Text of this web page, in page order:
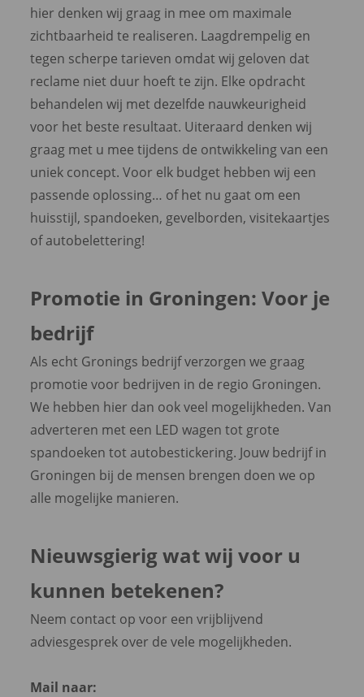
hier denken wij graag in mee om maximale
zichtbaarheid te realiseren. Laagdrempelig en
tegen scherpe tarieven omdat wij geloven dat
reclame niet duur hoeft te zijn. Elke opdracht
behandelen wij met dezelfde nauwkeurigheid
voor het beste resultaat. Uiteraard denken wij
graag met u mee tijdens de ontwikkeling van een
uniek concept. Voor elk budget hebben wij een
passende oplossing… of het nu gaat om een
huisstijl, spandoeken, gevelborden, visitekaartjes
of autobelettering!
Promotie in Groningen: Voor je
bedrijf
Als echt Gronings bedrijf verzorgen we graag
promotie voor bedrijven in de regio Groningen.
We hebben hier dan ook veel mogelijkheden. Van
adverteren met een LED wagen tot grote
spandoeken tot autobestickering. Jouw bedrijf in
Groningen bij de mensen brengen doen we op
alle mogelijke manieren.
Nieuwsgierig wat wij voor u
kunnen betekenen?
Neem contact op voor een vrijblijvend
adviesgesprek over de vele mogelijkheden.
Mail naar: